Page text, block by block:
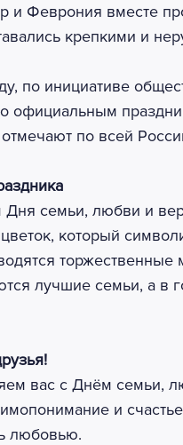
и Феврония вместе
крепкими и
по инициативе
официальным
по всей
семьи, любви и
который
лучшие семьи, а в
вас с Днём семьи,
и
любовью.